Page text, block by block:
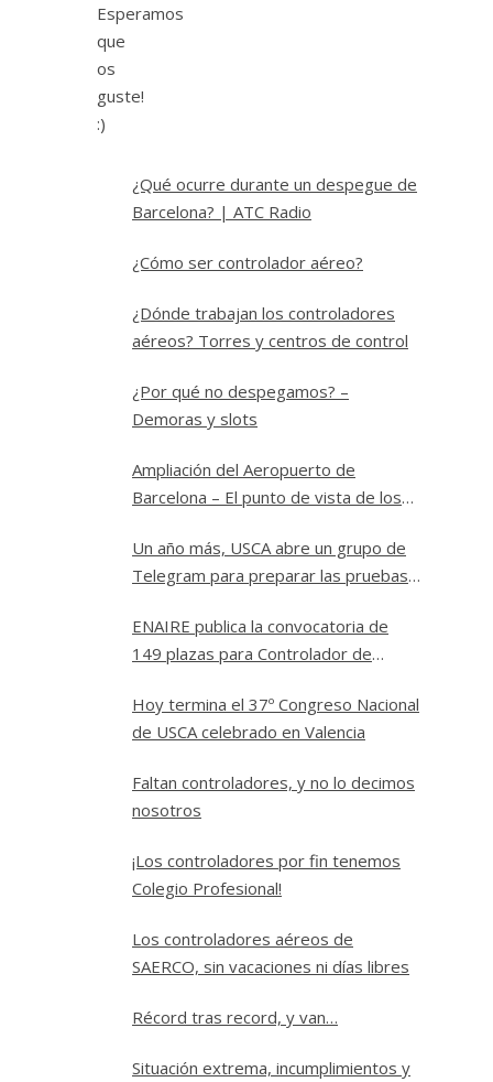
Esperamos
que
os
guste!
:)
¿Qué ocurre durante un despegue de
Barcelona? | ATC Radio
¿Cómo ser controlador aéreo?
¿Dónde trabajan los controladores
aéreos? Torres y centros de control
¿Por qué no despegamos? –
Demoras y slots
Ampliación del Aeropuerto de
Barcelona – El punto de vista de los
Un año más, USCA abre un grupo de
Telegram para preparar las pruebas
ENAIRE publica la convocatoria de
149 plazas para Controlador de
Hoy termina el 37º Congreso Nacional
de USCA celebrado en Valencia
Faltan controladores, y no lo decimos
nosotros
¡Los controladores por fin tenemos
Colegio Profesional!
Los controladores aéreos de
SAERCO, sin vacaciones ni días libres
Récord tras record, y van…
Situación extrema, incumplimientos y